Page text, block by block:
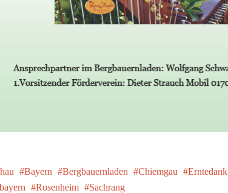
Bayern Bergbauernladen Chiemgau Erntedank
Rosenheim Sachrang